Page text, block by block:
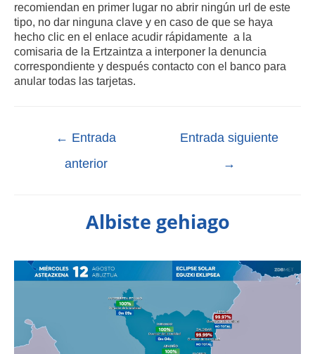
recomiendan en primer lugar no abrir ningún url de este
tipo, no dar ninguna clave y en caso de que se haya
hecho clic en el enlace acudir rápidamente a la
comisaria de la Ertzaintza a interponer la denuncia
correspondiente y después contacto con el banco para
anular todas las tarjetas.
← Entrada
anterior
Entrada siguiente
→
Albiste gehiago